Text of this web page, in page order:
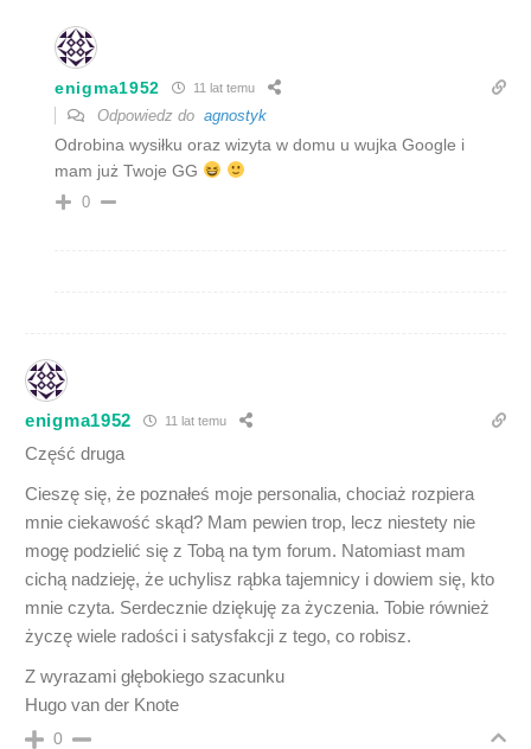
enigma1952 11 lat temu
Odpowiedz do agnostyk
Odrobina wysiłku oraz wizyta w domu u wujka Google i
mam już Twoje GG
0
enigma1952 11 lat temu
Część druga
Cieszę się, że poznałeś moje personalia, chociaż rozpiera
mnie ciekawość skąd? Mam pewien trop, lecz niestety nie
mogę podzielić się z Tobą na tym forum. Natomiast mam
cichą nadzieję, że uchylisz rąbka tajemnicy i dowiem się, kto
mnie czyta. Serdecznie dziękuję za życzenia. Tobie również
życzę wiele radości i satysfakcji z tego, co robisz.
Z wyrazami głębokiego szacunku
Hugo van der Knote
0